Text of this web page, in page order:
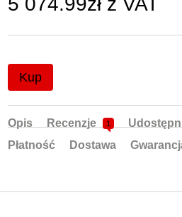
Kup
Opis Recenzje 1
Płatność
Dostawa